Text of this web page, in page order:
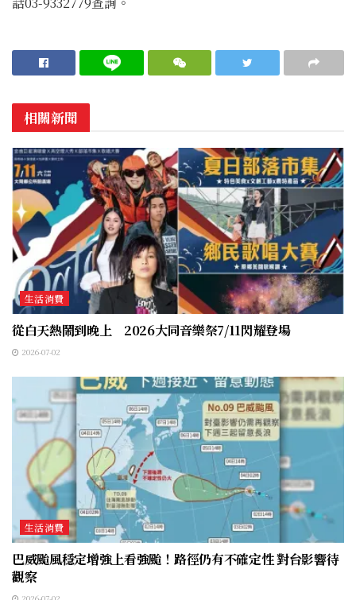
相關新聞
生活消費
從白天熱鬧到晚上 2026大同音樂祭7/11閃耀登場
2026-07-02
生活消費
巴威颱風穩定增強上看強颱！路徑仍有不確定性 對台影響待
觀察